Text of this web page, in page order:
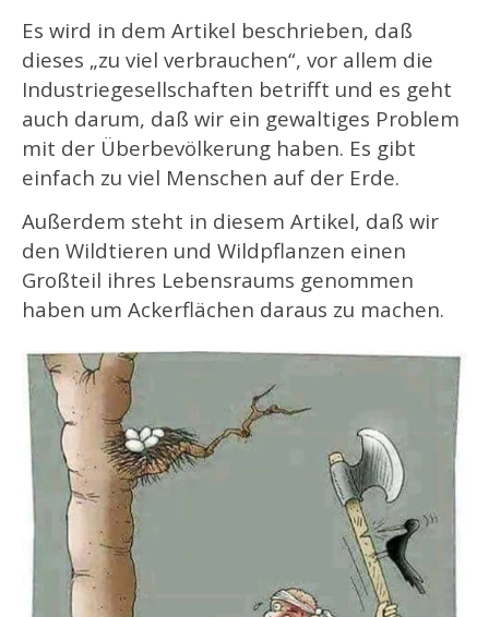
Es wird in dem Artikel beschrieben, daß
dieses „zu viel verbrauchen“, vor allem die
Industriegesellschaften betrifft und es geht
auch darum, daß wir ein gewaltiges Problem
mit der Überbevölkerung haben. Es gibt
einfach zu viel Menschen auf der Erde.
Außerdem steht in diesem Artikel, daß wir
den Wildtieren und Wildpflanzen einen
Großteil ihres Lebensraums genommen
haben um Ackerflächen daraus zu machen.